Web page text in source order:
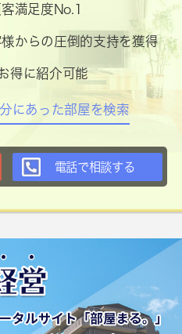
満足度No.1
からの圧倒的支持を獲得
得に紹介可能
にあった部屋を検索
電話で相談する